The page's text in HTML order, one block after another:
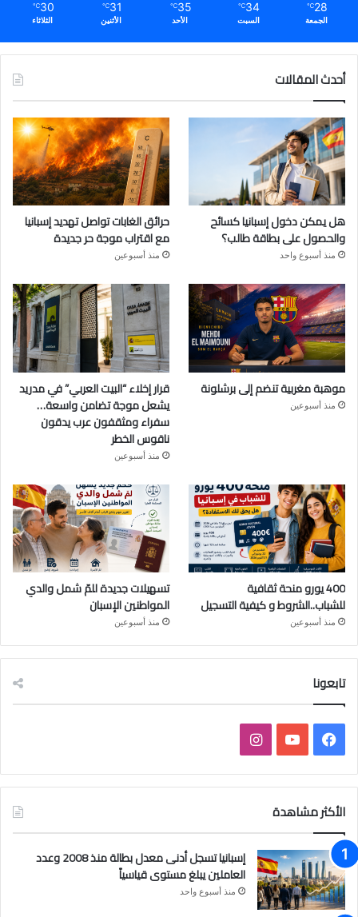
28
℃
الجمعة
34
℃
السبت
35
℃
الأحد
31
℃
الأثنين
30
℃
الثلاثاء
أحدث المقالات
هل يمكن دخول إسبانيا كسائح
والحصول على بطاقة طالب؟
منذ أسبوع واحد
حرائق الغابات تواصل تهديد إسبانيا
مع اقتراب موجة حر جديدة
منذ أسبوعين
موهبة مغربية تنضم إلى برشلونة
منذ أسبوعين
قرار إخلاء “البيت العربي” في مدريد
يشعل موجة تضامن واسعة…
سفراء ومثقفون عرب يدقون
ناقوس الخطر
منذ أسبوعين
400 يورو منحة ثقافية
للشباب..الشروط و كيفية التسجيل
منذ أسبوعين
تسهيلات جديدة للمّ شمل والدي
المواطنين الإسبان
منذ أسبوعين
تابعونا
فيسبوكيوتيوبانستقرام
الأكثر مشاهدة
إسبانيا تسجل أدنى معدل بطالة منذ 2008 وعدد
العاملين يبلغ مستوى قياسياً
منذ أسبوع واحد